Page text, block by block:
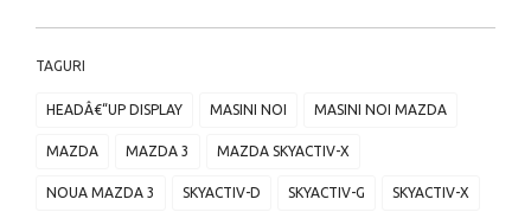
TAGURI
HEADÂ€“UP DISPLAY MASINI NOI MASINI NOI MAZDA
MAZDA MAZDA 3 MAZDA SKYACTIV-X
NOUA MAZDA 3 SKYACTIV-D SKYACTIV-G SKYACTIV-X